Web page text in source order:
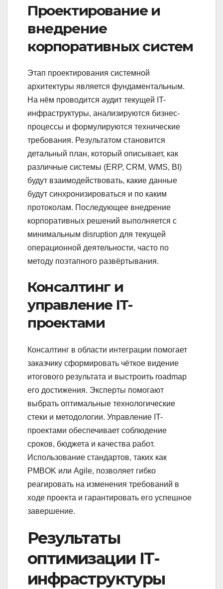
Проектирование и
внедрение
корпоративных систем
Этап проектирования системной
архитектуры является фундаментальным.
На нём проводится аудит текущей IT-
инфраструктуры, анализируются бизнес-
процессы и формулируются технические
требования. Результатом становится
детальный план, который описывает, как
различные системы (ERP, CRM, WMS, BI)
будут взаимодействовать, какие данные
будут синхронизироваться и по каким
протоколам. Последующее внедрение
корпоративных решений выполняется с
минимальным disruption для текущей
операционной деятельности, часто по
методу поэтапного развёртывания.
Консалтинг и
управление IT-
проектами
Консалтинг в области интеграции помогает
заказчику сформировать чёткое видение
итогового результата и выстроить roadmap
его достижения. Эксперты помогают
выбрать оптимальные технологические
стеки и методологии. Управление IT-
проектами обеспечивает соблюдение
сроков, бюджета и качества работ.
Использование стандартов, таких как
PMBOK или Agile, позволяет гибко
реагировать на изменения требований в
ходе проекта и гарантировать его успешное
завершение.
Результаты
оптимизации IT-
инфраструктуры